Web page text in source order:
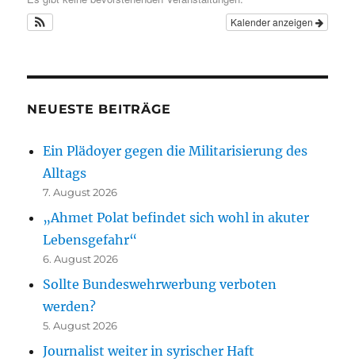
Kalender anzeigen
NEUESTE BEITRÄGE
Ein Plädoyer gegen die Militarisierung des
Alltags
7. August 2026
„Ahmet Polat befindet sich wohl in akuter
Lebensgefahr“
6. August 2026
Sollte Bundeswehrwerbung verboten
werden?
5. August 2026
Journalist weiter in syrischer Haft